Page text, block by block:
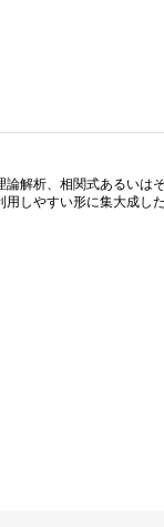
解析、相関式あるいは
しやすい形に集大成した